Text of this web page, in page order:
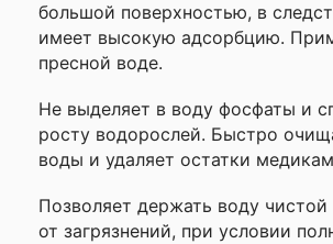
большой поверхностью, в
имеет высокую адсорбцию.
пресной воде.
Не выделяет в воду фосфаты и
росту водорослей. Быстро
воды и удаляет остатки
Позволяет держать воду
от загрязнений, при условии
Комментарий